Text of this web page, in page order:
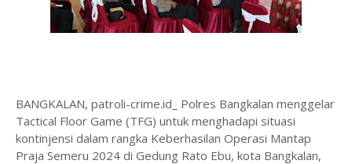
BANGKALAN, patroli-crime.id_ Polres Bangkalan menggelar
Tactical Floor Game (TFG) untuk menghadapi situasi
kontinjensi dalam rangka Keberhasilan Operasi Mantap
Praja Semeru 2024 di Gedung Rato Ebu, kota Bangkalan,